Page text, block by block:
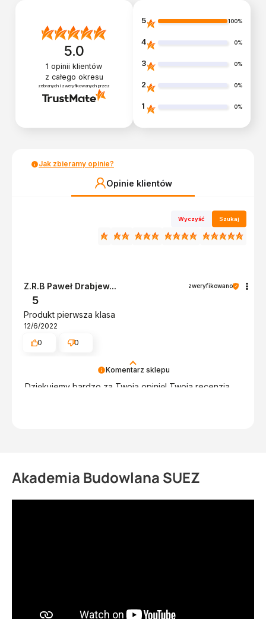
5.0
1 opinii klientów
z całego okresu
zebranych i zweryfikowanych przez
5 100%
4 0%
3 0%
2 0%
1 0%
Jak zbieramy opinie?
Opinie klientów
Wyczyść Szukaj
Komentarz sklepu
Dziękujemy bardzo za Twoją opinię! Twoja recenzja
Z.R.B Paweł Drabjew... zweryfikowano
5
Produkt pierwsza klasa
12/6/2022
0
0
Akademia Budowlana SUEZ